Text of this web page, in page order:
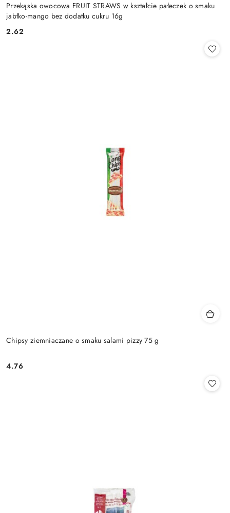
Przekąska owocowa FRUIT STRAWS w kształcie pałeczek o smaku
jabłko-mango bez dodatku cukru 16g
Cena:
2.62
Chipsy ziemniaczane o smaku salami pizzy 75 g
Cena:
4.76